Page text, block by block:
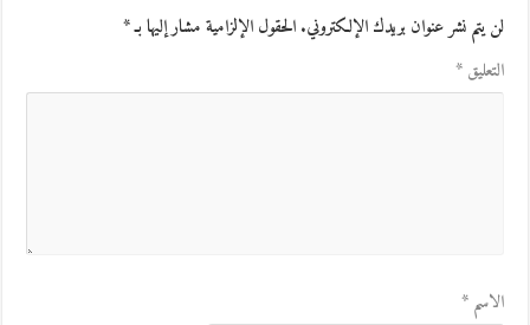
لن يتم نشر عنوان بريدك الإلكتروني.الحقول الإلزامية مشار إليها بـ*
التعليق*
الاسم*